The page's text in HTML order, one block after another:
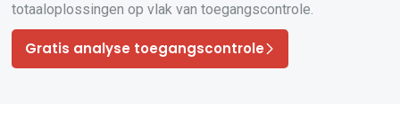
totaaloplossingen op vlak van toegangscontrole.
Gratis analyse toegangscontrole